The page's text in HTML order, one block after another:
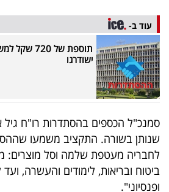
עוד ב-
ישודרגו
סמנכ"ל הכספים בהסתדרות רו"ח
שנותן בשורה. התקציב משמעו
לחבריה מעטפת שלמה וסל מוצרים:
ביטוח ובריאות, לימודים והעשרה, ועד
ופנסיוני".